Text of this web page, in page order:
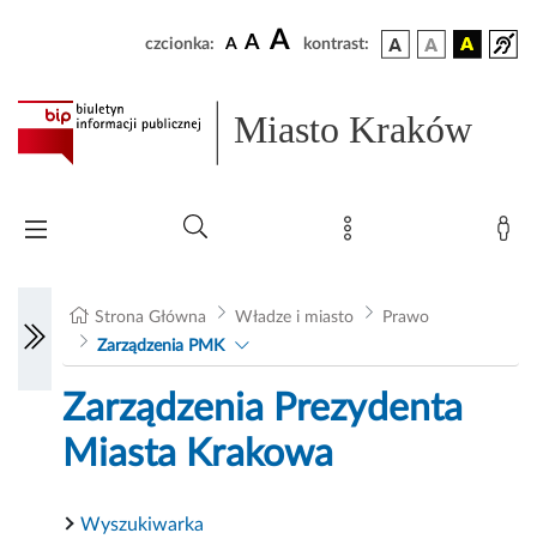
czcionka: A A A kontrast:
Miasto Kraków
Strona Główna Władze i miasto
Prawo
Zarządzenia PMK
Zarządzenia Prezydenta
Miasta Krakowa
Wyszukiwarka